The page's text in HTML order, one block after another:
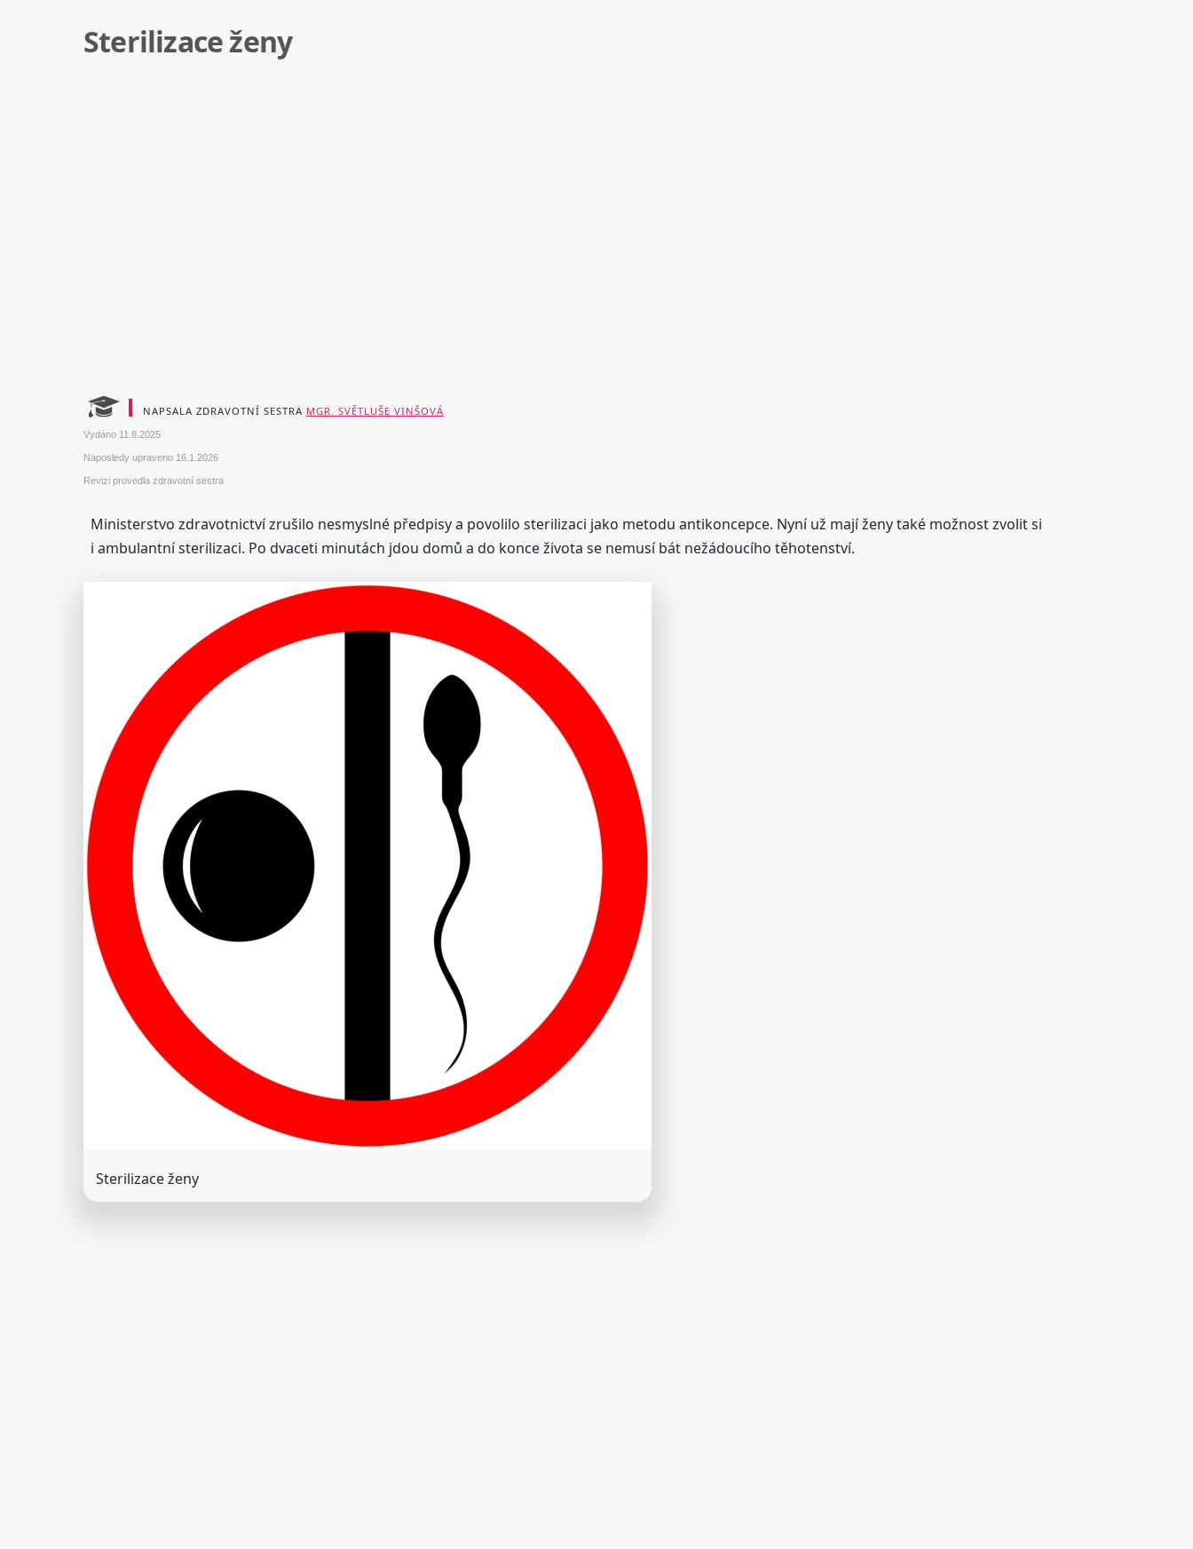
Sterilizace ženy
NAPSALA ZDRAVOTNÍ SESTRA MGR. SVĚTLUŠE VINŠOVÁ
Vydáno 11.8.2025
Naposledy upraveno 16.1.2026
Revizi provedla zdravotní sestra
Ministerstvo zdravotnictví zrušilo nesmyslné předpisy a povolilo sterilizaci jako metodu antikoncepce. Nyní už mají ženy také možnost zvolit si
i ambulantní sterilizaci. Po dvaceti minutách jdou domů a do konce života se nemusí bát nežádoucího těhotenství.
Sterilizace ženy